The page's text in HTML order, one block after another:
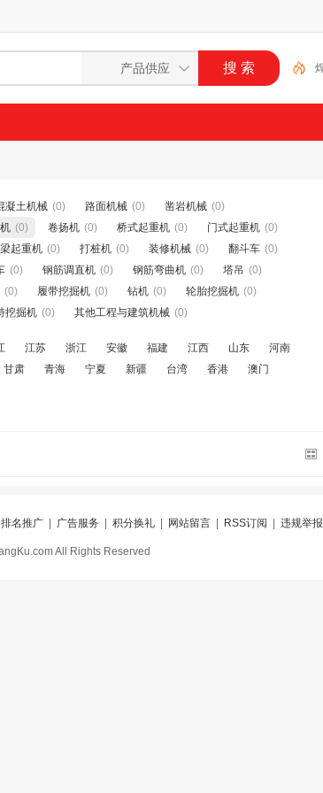
凝土机械 (0) 路面机械 (0) 凿岩机械 (0)
(0) 卷扬机 (0) 桥式起重机 (0) 门式起重机 (0)
起重机 (0) 打桩机 (0) 装修机械 (0) 翻斗车 (0)
(0) 钢筋调直机 (0) 钢筋弯曲机 (0) 塔吊 (0)
(0) 履带挖掘机 (0) 钻机 (0) 轮胎挖掘机 (0)
挖掘机 (0) 其他工程与建筑机械 (0)
江苏 浙江 安徽 福建 江西 山东
河南
甘肃 青海 宁夏 新疆 台湾 香港 澳门
排名推广| 广告服务 积分换礼| 网站留言| RSS订阅 违规举报
All Rights Reserved